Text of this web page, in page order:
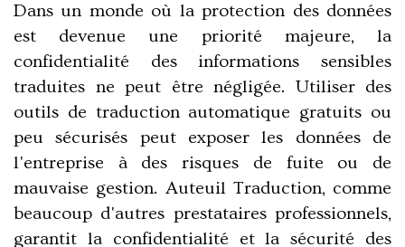
Dans un monde où la protection des données
est devenue une priorité majeure, la
confidentialité des informations sensibles
traduites ne peut être négligée. Utiliser des
outils de traduction automatique gratuits ou
peu sécurisés peut exposer les données de
l'entreprise à des risques de fuite ou de
mauvaise gestion. Auteuil Traduction, comme
beaucoup d'autres prestataires professionnels,
garantit la confidentialité et la sécurité des